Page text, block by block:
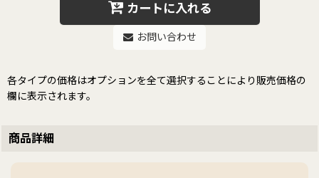
カートに入れる
お問い合わせ
各タイプの価格はオプションを全て選択することにより販売価格の
欄に表示されます。
商品詳細